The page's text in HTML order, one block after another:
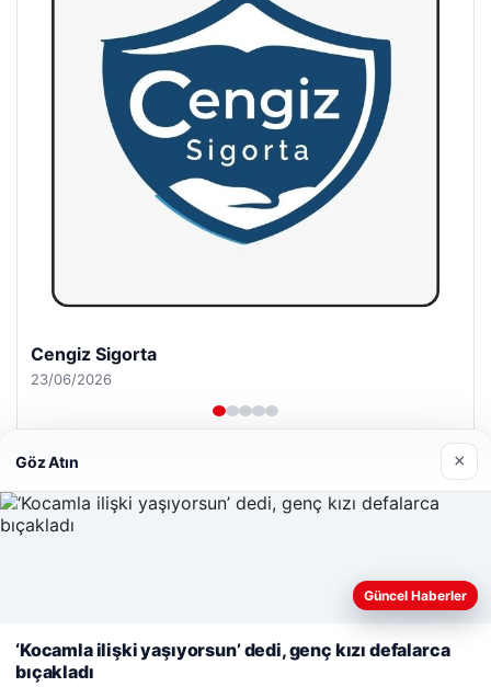
Cengiz Sigorta
23/06/2026
Web sitemizi nasıl kullandığınızı daha iyi anlayabilmek,
kullanıyoruz. Çerez Politikamız
Reddet
Göz Atın ×
Güncel Haberler
‘Kocamla ilişki yaşıyorsun’ dedi, genç kızı defalarca
bıçakladı
Malta Dil Okulu|